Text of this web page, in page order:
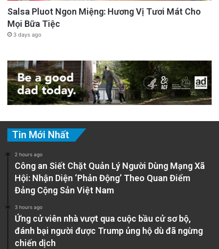
Salsa Pluot Ngon Miệng: Hương Vị Tươi Mát Cho
Mọi Bữa Tiệc
3 days ago
Tin Mới Nhất
2 hours ago
Công an Siết Chặt Quản Lý Người Dùng Mạng Xã
Hội: Nhận Diện ‘Phản Động’ Theo Quan Điểm
Đảng Cộng Sản Việt Nam
3 hours ago
Ứng cử viên nhà vượt qua cuộc bầu cử sơ bộ,
đánh bại người được Trump ủng hộ dù đã ngừng
chiến dịch